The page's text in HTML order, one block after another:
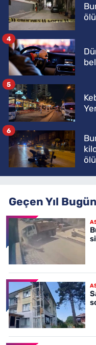
4
5
ölü
6
Geçen Yıl Bugün